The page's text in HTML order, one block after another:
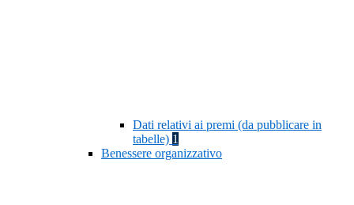
Dati relativi ai premi (da pubblicare in
tabelle) 1
Benessere organizzativo